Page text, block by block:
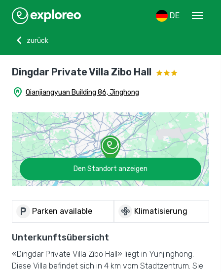
DE
menu
chevron_left
zurück
Dingdar Private Villa Zibo Hall
home_pin Qianjiangyuan Building 86, Jinghong
Den Standort anzeigen
local_parking Parken available mode_fan Klimatisierung
Unterkunftsübersicht
«Dingdar Private Villa Zibo Hall» liegt in Yunjinghong.
Diese Villa befindet sich in 4 km vom Stadtzentrum. Sie